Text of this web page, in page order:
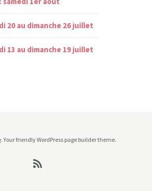
20 au dimanche 26 juillet
13 au dimanche 19 juillet
. Your friendly WordPress page builder theme.